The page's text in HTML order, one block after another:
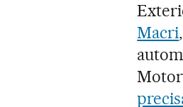
Macri